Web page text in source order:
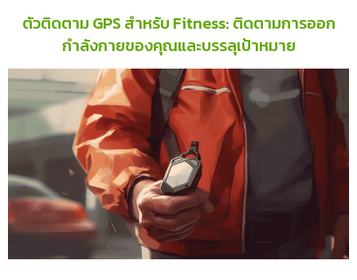
ตัวติดตาม GPS สำหรับ Fitness: ติดตามการออก
กำลังกายของคุณและบรรลุเป้าหมาย